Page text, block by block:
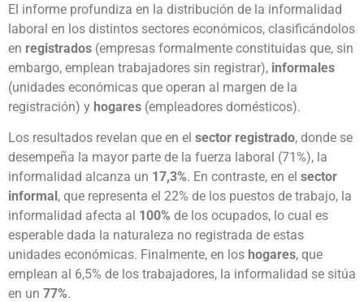
El informe profundiza en la distribución de la informalidad
laboral en los distintos sectores económicos, clasificándolos
en registrados (empresas formalmente constituidas que, sin
embargo, emplean trabajadores sin registrar), informales
(unidades económicas que operan al margen de la
registración) y hogares (empleadores domésticos).
Los resultados revelan que en el sector registrado, donde se
desempeña la mayor parte de la fuerza laboral (71%), la
informalidad alcanza un 17,3%. En contraste, en el sector
informal, que representa el 22% de los puestos de trabajo, la
informalidad afecta al 100% de los ocupados, lo cual es
esperable dada la naturaleza no registrada de estas
unidades económicas. Finalmente, en los hogares, que
emplean al 6,5% de los trabajadores, la informalidad se sitúa
en un 77%.